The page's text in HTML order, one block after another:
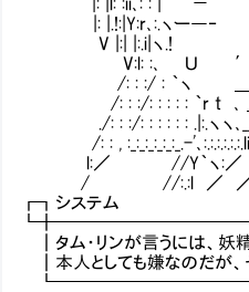
|: |.!:|Y:r､:.ヽー―‐ ､_＿
V |:| |:.i|ヽ.! /
V:l: :､ Ｕ ′ '´ ,/,イ: :
/: : :/ : ｀ヽ ＿
/: : :/: : : : : ｀r t ､ ＿｀
./: : :/: : : : : : .|:.ヽヽ､
/: : , :_:_:_:_:_:_.-'､:.:.:.:.:.:.li,.
l:／ //Y｀ヽ:／ ／ ｿ ／
/ //:.:l ／ ／ ／
┏┓
┃タム・リンが言うには、妖
┃本人としても嫌なのだが、